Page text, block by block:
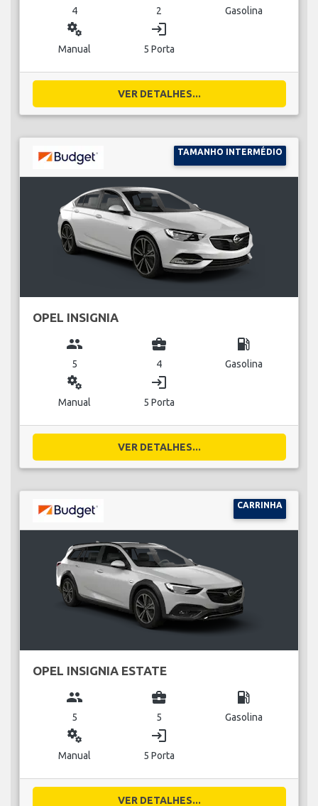
4 2 Gasolina
miscellaneous_services
Manual
login
5 Porta
VER DETALHES...
TAMANHO INTERMÉDIO
OPEL INSIGNIA
group
5
business_center
4
local_gas_station
Gasolina
miscellaneous_services
Manual
login
5 Porta
VER DETALHES...
CARRINHA
OPEL INSIGNIA ESTATE
group
5
business_center
5
local_gas_station
Gasolina
miscellaneous_services
Manual
login
5 Porta
VER DETALHES...